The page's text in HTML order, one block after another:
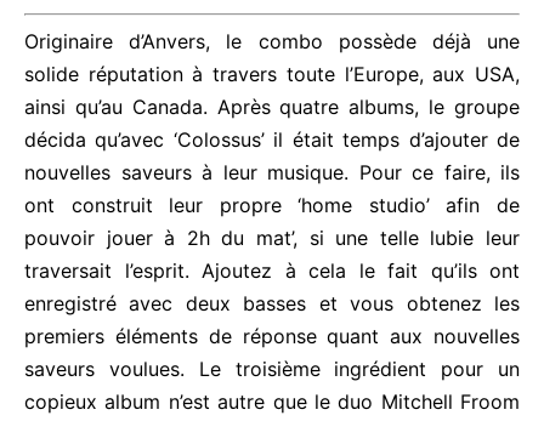
Originaire d’Anvers, le combo possède déjà une
solide réputation à travers toute l’Europe, aux USA,
ainsi qu’au Canada. Après quatre albums, le groupe
décida qu’avec ‘Colossus’ il était temps d’ajouter de
nouvelles saveurs à leur musique. Pour ce faire, ils
ont construit leur propre ‘home studio’ afin de
pouvoir jouer à 2h du mat’, si une telle lubie leur
traversait l’esprit. Ajoutez à cela le fait qu’ils ont
enregistré avec deux basses et vous obtenez les
premiers éléments de réponse quant aux nouvelles
saveurs voulues. Le troisième ingrédient pour un
copieux album n’est autre que le duo Mitchell Froom